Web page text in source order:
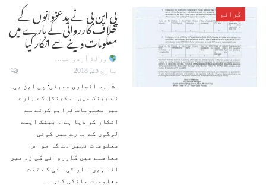
کرائم پی این بی نے بدعنوانوں کے
خلاف کارروائی کے بارے میں
معلومات دینے سے انکار کیا
ورلڈ اُردو نیوز
مارچ 25, 2018
شاہد انصاری ممبئی: پی این بی
نے بینک میں اسکینڈل کے بارے
میں معلومات فراہم کرنے سے
انکار کر دیا ہے ۔ بینک ایسے
لوگوں کے بارے میں کوئی
معلومات نہیں دے گا جو اس
معاملے میں کارروائی کی زد میں
آئے ہیں ۔ آر ٹی آئی کے تحت
معلومات مانگی گئی…